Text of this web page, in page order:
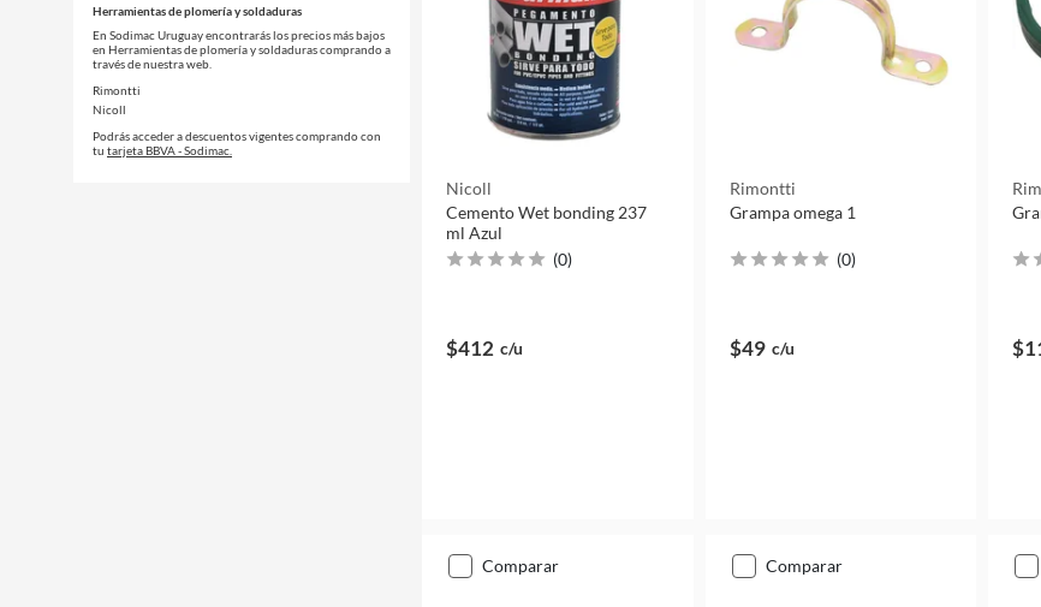
Herramientas de plomería y soldaduras
En Sodimac Uruguay encontrarás los precios más bajos
en Herramientas de plomería y soldaduras comprando a
través de nuestra web.
Rimontti
Nicoll
Podrás acceder a descuentos vigentes comprando con
tu tarjeta BBVA - Sodimac.
Nicoll
Cemento Wet bonding 237
ml Azul
(0)
$412 c/u
Rimontti
Grampa omega 1
(0)
$49 c/u
comparar comparar